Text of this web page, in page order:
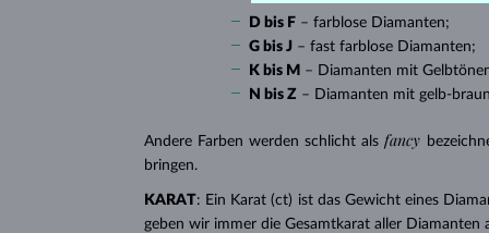
D bis F – farblose Diamanten;
G bis J – fast farblose Diamanten;
K bis M – Diamanten mit
N bis Z – Diamanten mit gelb-
Andere Farben werden schlicht als fancy
bringen.
KARAT: Ein Karat (ct) ist das Gewicht eines
geben wir immer die Gesamtkarat aller Diamanten